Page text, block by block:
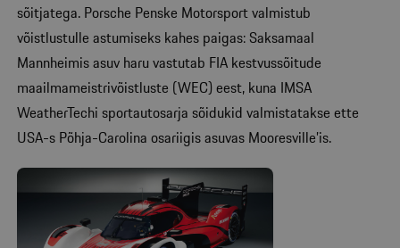
sõitjatega. Porsche Penske Motorsport valmistub
võistlustulle astumiseks kahes paigas: Saksamaal
Mannheimis asuv haru vastutab FIA kestvussõitude
maailmameistrivõistluste (WEC) eest, kuna IMSA
WeatherTechi sportautosarja sõidukid valmistatakse ette
USA-s Põhja-Carolina osariigis asuvas Mooresville’is.